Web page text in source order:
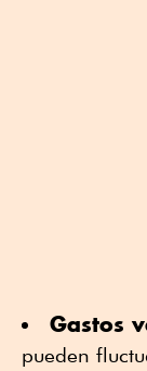
Gastos
pueden